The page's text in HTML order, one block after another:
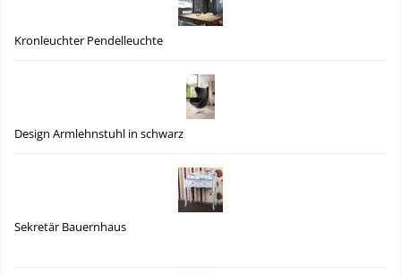
Kronleuchter Pendelleuchte
Design Armlehnstuhl in schwarz
Sekretär Bauernhaus